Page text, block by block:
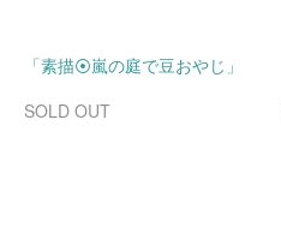
「素描⦿嵐の庭で豆おやじ」
SOLD OUT